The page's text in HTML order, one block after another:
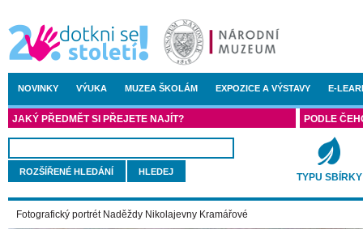
NOVINKY VÝUKA MUZEA ŠKOLÁM EXPOZICE A VÝSTAVY E-
JAKÝ PŘEDMĚT SI PŘEJETE NAJÍT?
ROZŠÍŘENÉ HLEDÁNÍ
PODLE
TYPU SBÍRKY
Fotografický portrét Naděždy Nikolajevny Kramářové